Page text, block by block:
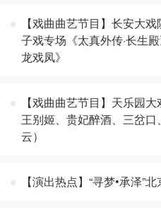
【戏曲曲艺节目】长安大
子戏专场《太真外传·长生
龙戏凤》
【戏曲曲艺节目】天乐园
王别姬、贵妃醉酒、三岔
云）
【演出热点】“寻梦•承泽”